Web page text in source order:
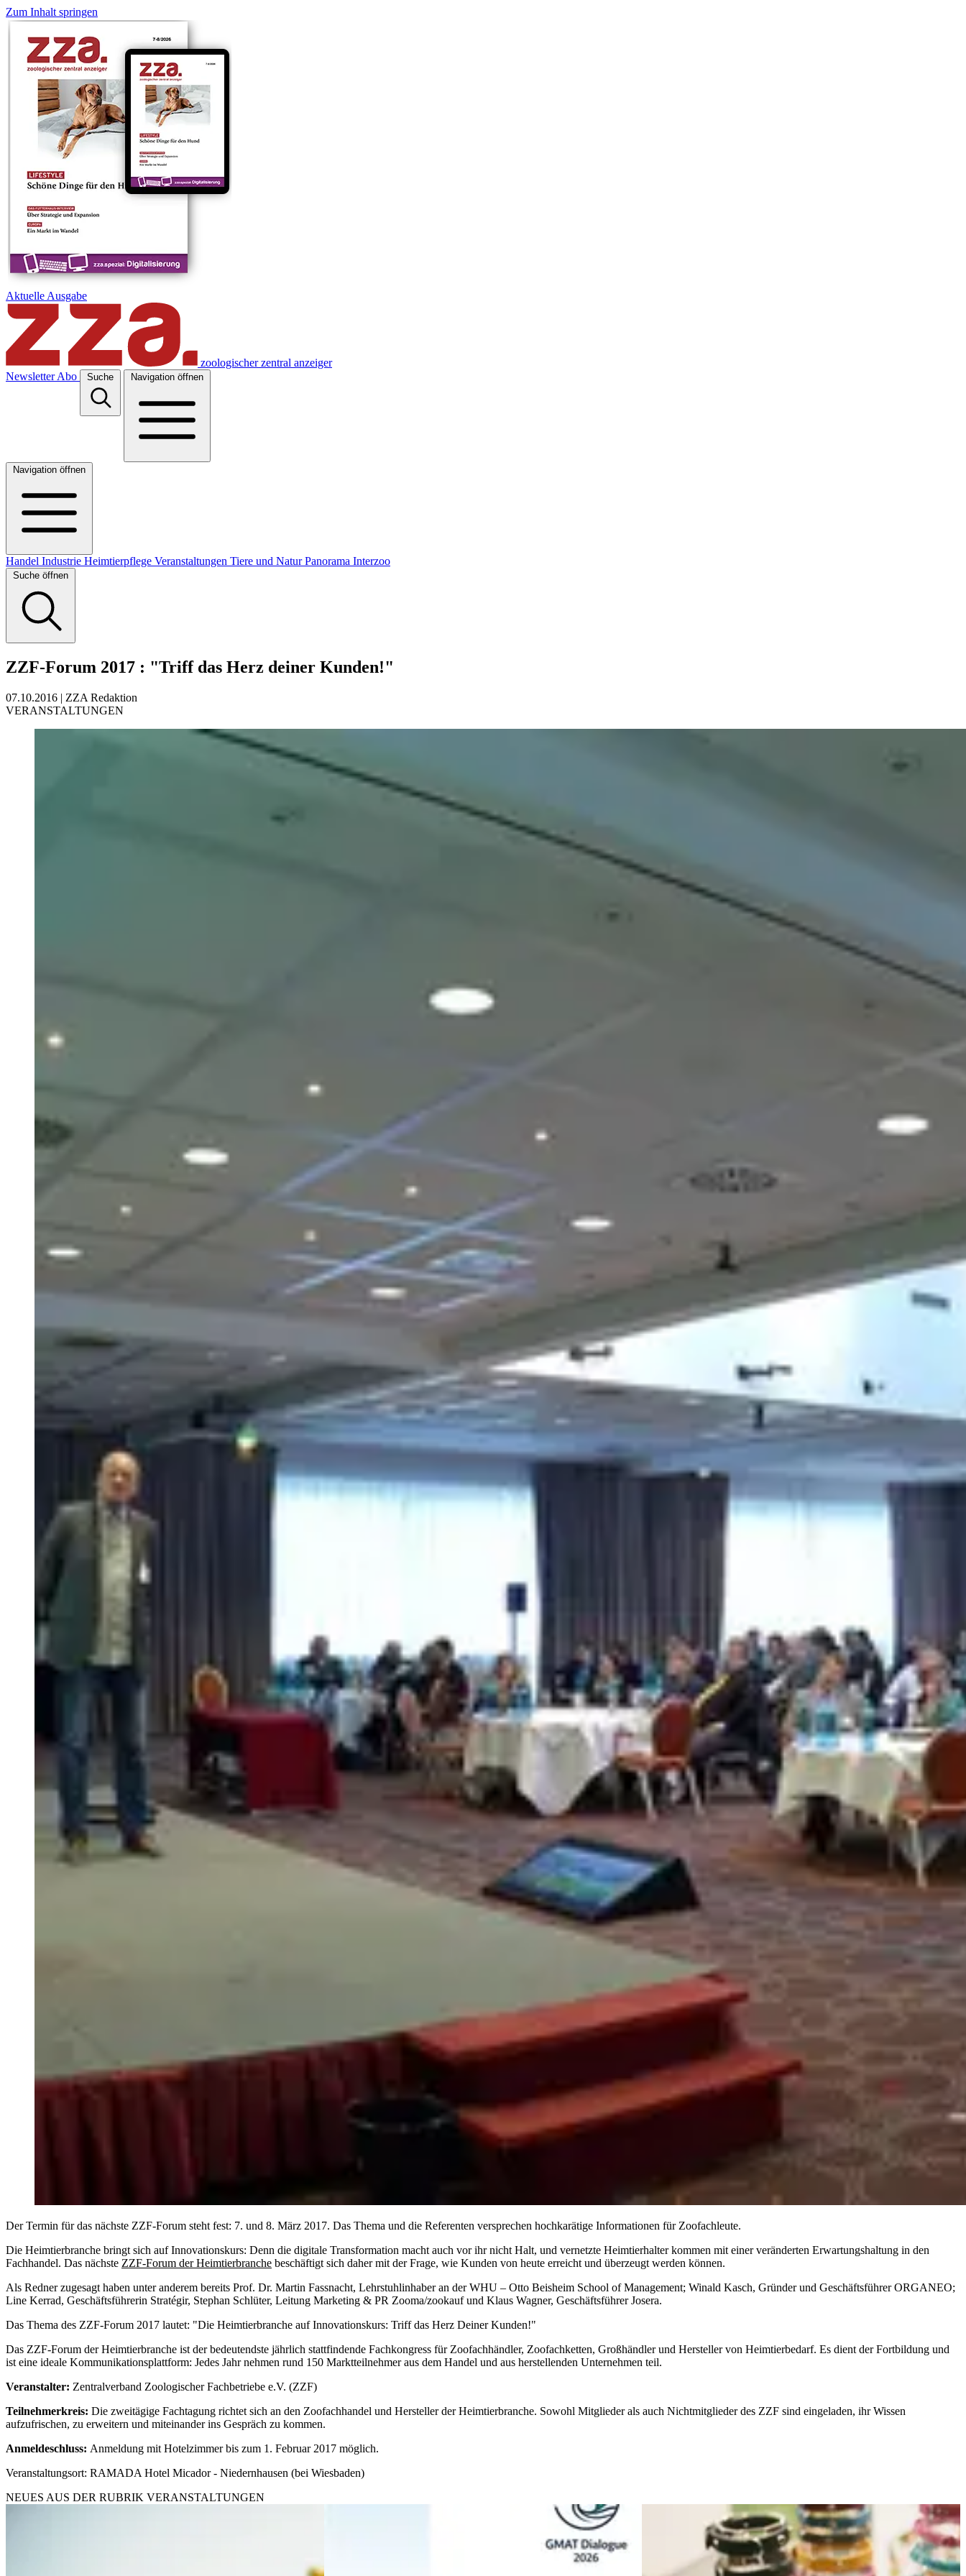
Zum Inhalt springen
Aktuelle Ausgabe
zoologischer zentral anzeiger
Newsletter Abo Suche Navigation öffnen
Navigation öffnen
Handel Industrie Heimtierpflege Veranstaltungen Tiere und NaturPanorama Interzoo
Suche öffnen
ZZF-Forum 2017 : "Triff das Herz deiner Kunden!"
07.10.2016 | ZZA Redaktion
VERANSTALTUNGEN
Der Termin für das nächste ZZF-Forum steht fest: 7. und 8. März 2017. Das Thema und die Referenten versprechen hochkarätige Informationen für Zoofachleute.
Die Heimtierbranche bringt sich auf Innovationskurs: Denn die digitale Transformation macht auch vor ihr nicht Halt, und vernetzte Heimtierhalter kommen mit einer veränderten Erwartungshaltung in den
Fachhandel. Das nächste ZZF-Forum der Heimtierbranche beschäftigt sich daher mit der Frage, wie Kunden von heute erreicht und überzeugt werden können.
Als Redner zugesagt haben unter anderem bereits Prof. Dr. Martin Fassnacht, Lehrstuhlinhaber an der WHU – Otto Beisheim School of Management; Winald Kasch, Gründer und Geschäftsführer ORGANEO;
Line Kerrad, Geschäftsführerin Stratégir, Stephan Schlüter, Leitung Marketing & PR Zooma/zookauf und Klaus Wagner, Geschäftsführer Josera.
Das Thema des ZZF-Forum 2017 lautet: "Die Heimtierbranche auf Innovationskurs: Triff das Herz Deiner Kunden!"
Das ZZF-Forum der Heimtierbranche ist der bedeutendste jährlich stattfindende Fachkongress für Zoofachhändler, Zoofachketten, Großhändler und Hersteller von Heimtierbedarf. Es dient der Fortbildung und
ist eine ideale Kommunikationsplattform: Jedes Jahr nehmen rund 150 Marktteilnehmer aus dem Handel und aus herstellenden Unternehmen teil.
Veranstalter: Zentralverband Zoologischer Fachbetriebe e.V. (ZZF)
Teilnehmerkreis: Die zweitägige Fachtagung richtet sich an den Zoofachhandel und Hersteller der Heimtierbranche. Sowohl Mitglieder als auch Nichtmitglieder des ZZF sind eingeladen, ihr Wissen
aufzufrischen, zu erweitern und miteinander ins Gespräch zu kommen.
Anmeldeschluss: Anmeldung mit Hotelzimmer bis zum 1. Februar 2017 möglich.
Veranstaltungsort: RAMADA Hotel Micador - Niedernhausen (bei Wiesbaden)
NEUES AUS DER RUBRIK VERANSTALTUNGEN